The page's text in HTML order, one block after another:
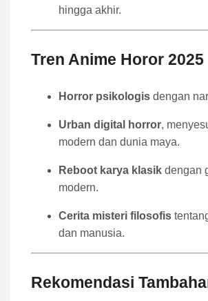
hingga akhir.
Tren Anime Horor 2025
Horror psikologis dengan
Urban digital horror,
modern dan dunia maya.
Reboot karya klasik dengan
modern.
Cerita misteri filosofis
dan manusia.
Rekomendasi